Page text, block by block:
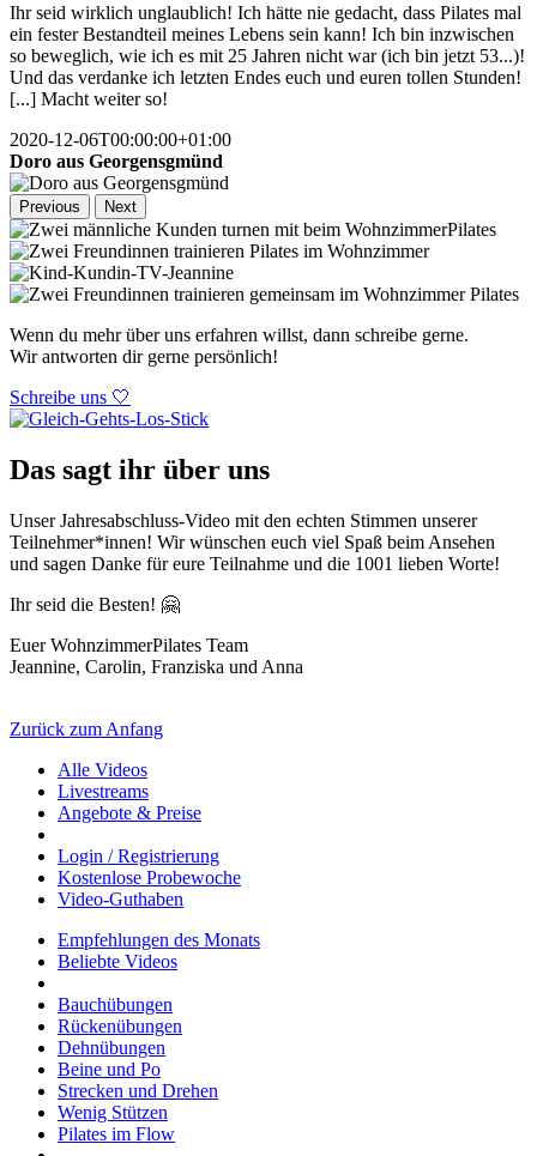
Ihr seid wirklich unglaublich! Ich hätte nie gedacht, dass Pilates mal
ein fester Bestandteil meines Lebens sein kann! Ich bin inzwischen
so beweglich, wie ich es mit 25 Jahren nicht war (ich bin jetzt 53...)!
Und das verdanke ich letzten Endes euch und euren tollen Stunden!
[...] Macht weiter so!
2020-12-06T00:00:00+01:00
Doro aus Georgensgmünd
Previous Next
Wenn du mehr über uns erfahren willst, dann schreibe gerne.
Wir antworten dir gerne persönlich!
Schreibe uns 🤍
Das sagt ihr über uns
Unser Jahresabschluss-Video mit den echten Stimmen unserer
Teilnehmer*innen! Wir wünschen euch viel Spaß beim Ansehen
und sagen Danke für eure Teilnahme und die 1001 lieben Worte!
Ihr seid die Besten! 🤗
Euer WohnzimmerPilates Team
Jeannine, Carolin, Franziska und Anna
Zurück zum Anfang
Alle Videos
Livestreams
Angebote & Preise
Login / Registrierung
Kostenlose Probewoche
Video-Guthaben
Empfehlungen des Monats
Beliebte Videos
Bauchübungen
Rückenübungen
Dehnübungen
Beine und Po
Strecken und Drehen
Wenig Stützen
Pilates im Flow